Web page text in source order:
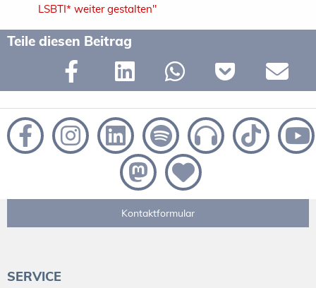
LSBTI* weiter gestalten"
Teile diesen Beitrag
Kontaktformular
SERVICE